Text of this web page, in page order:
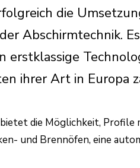
die
Abschirmtechnik.
erstklassige
ihrer Art in Europa
die Möglichkeit, Profile
und Brennöfen, eine